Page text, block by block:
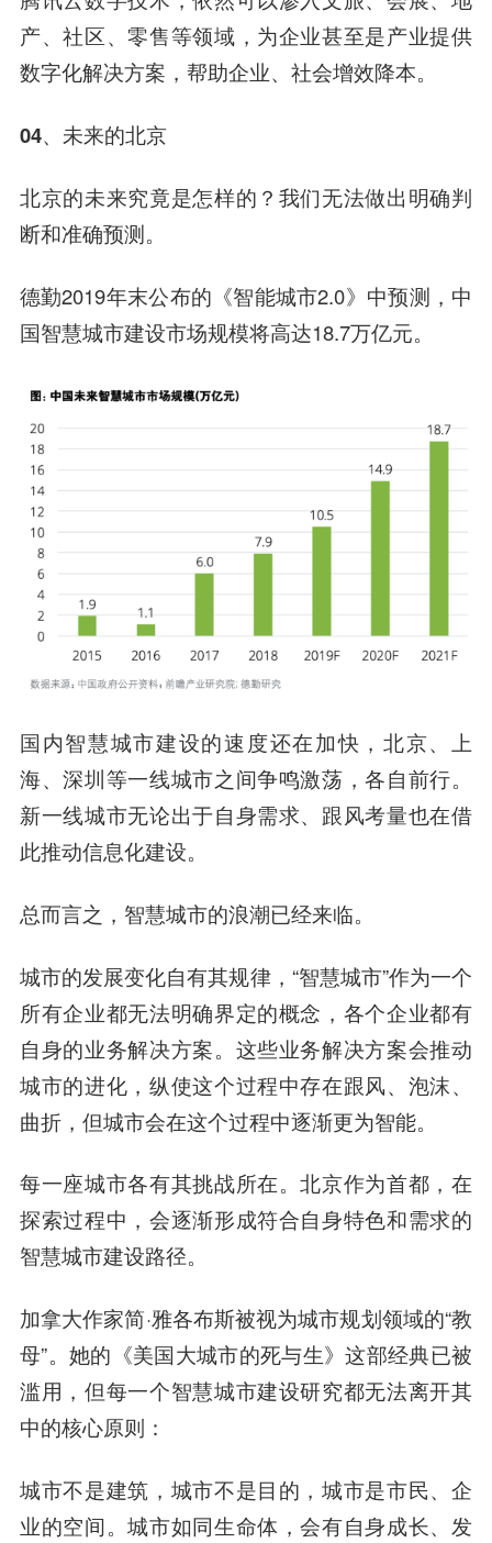
产、社区、零售等领域，为企业甚至是产业提供
数字化解决方案，帮助企业、社会增效降本。
04、 未来的北京
北京的未来究竟是怎样的？我们无法做出明确判
断和准确预测。
德勤2019年末公布的《智能城市2.0》中预测，中
国智慧城市建设市场规模将高达18.7万亿元。
国内智慧城市建设的速度还在加快，北京、上
海、深圳等一线城市之间争鸣激荡，各自前行。
新一线城市无论出于自身需求、跟风考量也在借
此推动信息化建设。
总而言之，智慧城市的浪潮已经来临。
城市的发展变化自有其规律，“智慧城市”作为一个
所有企业都无法明确界定的概念，各个企业都有
自身的业务解决方案。这些业务解决方案会推动
城市的进化，纵使这个过程中存在跟风、泡沫、
曲折，但城市会在这个过程中逐渐更为智能。
每一座城市各有其挑战所在。北京作为首都，在
探索过程中，会逐渐形成符合自身特色和需求的
智慧城市建设路径。
加拿大作家简·雅各布斯被视为城市规划领域的“教
母”。她的《美国大城市的死与生》这部经典已被
滥用，但每一个智慧城市建设研究都无法离开其
中的核心原则：
城市不是建筑，城市不是目的，城市是市民、企
业的空间。城市如同生命体，会有自身成长、发